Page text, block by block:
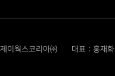
제이웍스코리아㈜ 대표 : 홍재화